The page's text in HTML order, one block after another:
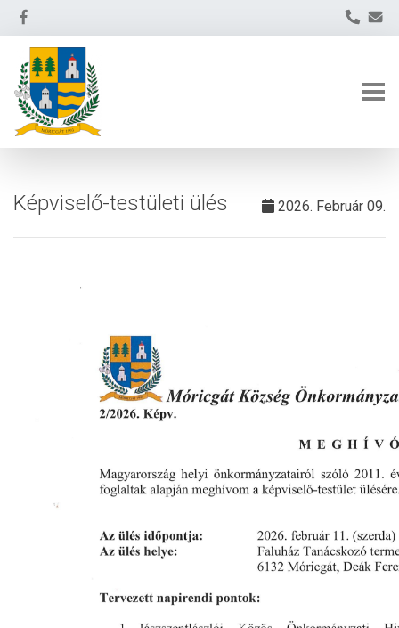
Képviselő-testületi ülés 2026. Február 09.